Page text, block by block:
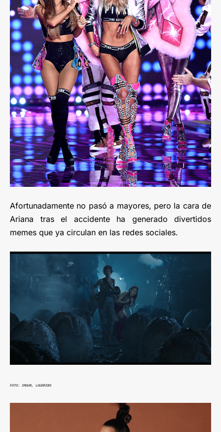
Afortunadamente no pasó a mayores, pero la cara de
Ariana tras el accidente ha generado divertidos
memes que ya circulan en las redes sociales.
FOTO: IMGUR, LOUDRIBS